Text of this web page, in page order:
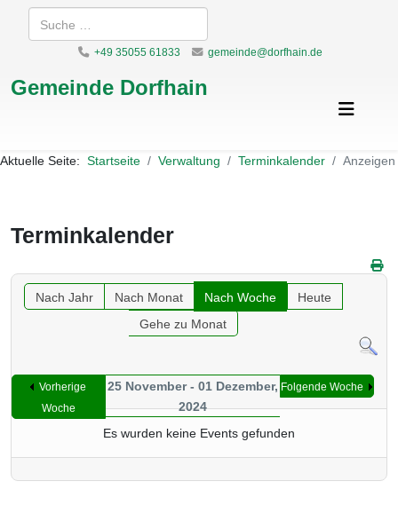
Suchen
+49 35055 61833 gemeinde@dorfhain.de
Gemeinde Dorfhain
Aktuelle Seite: Startseite Verwaltung Terminkalender Anzeigen
Terminkalender
Nach Jahr Nach Monat Nach Woche
Heute
Gehe zu Monat
Vorherige
Woche
25 November - 01 Dezember,
2024
Folgende Woche
Es wurden keine Events gefunden